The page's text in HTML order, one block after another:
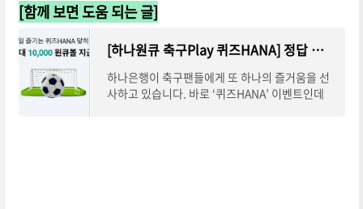
[함께 보면 도움 되는 글]
[하나원큐 축구Play 퀴즈HANA] 정답 맞추고 원큐볼 앱테크 하기
하나은행이 축구팬들에게 또 하나의 즐거움을 선
사하고 있습니다. 바로 ‘퀴즈HANA’ 이벤트인데